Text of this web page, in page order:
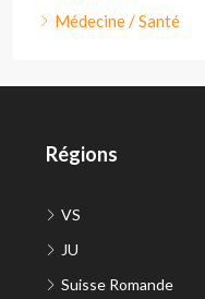
Médecine / Santé
Régions
VS
JU
Suisse Romande